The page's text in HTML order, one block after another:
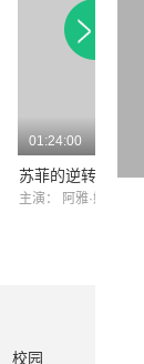
01:24:00
苏菲的逆转
主演： 阿雅·娜奥米
校园